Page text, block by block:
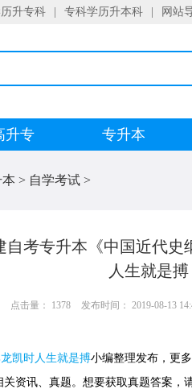
升专科 专科学历升本科 网站
升专 专升本
> 自学考试 >
自考专升本《中国近代
人生就是搏
点击量： 1378 发布时间： 2019-08-13
凯时人生就是搏小编整理发布，更
关资讯、真题。想要获取真题答案，